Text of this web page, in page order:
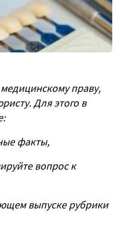
праву,
Для этого в
факты,
вопрос к
выпуске рубрики